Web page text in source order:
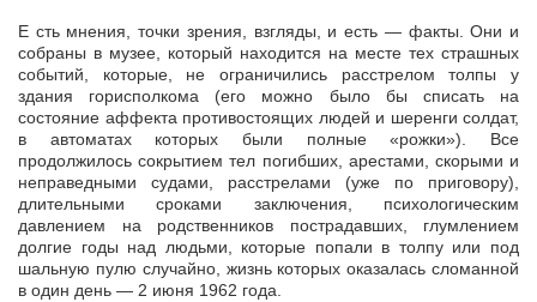
Е сть мнения, точки зрения, взгляды, и есть — факты. Они и
собраны в музее, который находится на месте тех страшных
событий, которые, не ограничились расстрелом толпы у
здания горисполкома (его можно было бы списать на
состояние аффекта противостоящих людей и шеренги солдат,
в автоматах которых были полные «рожки»). Все
продолжилось сокрытием тел погибших, арестами, скорыми и
неправедными судами, расстрелами (уже по приговору),
длительными сроками заключения, психологическим
давлением на родственников пострадавших, глумлением
долгие годы над людьми, которые попали в толпу или под
шальную пулю случайно, жизнь которых оказалась сломанной
в один день — 2 июня 1962 года.